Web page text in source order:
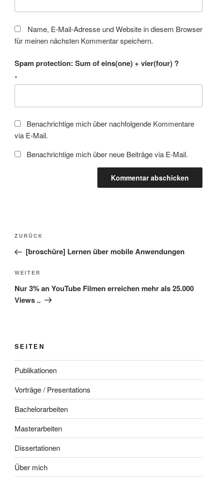
Name, E-Mail-Adresse und Website in diesem Browser
für meinen nächsten Kommentar speichern.
Spam protection: Sum of eins(one) + vier(four) ?
*
Benachrichtige mich über nachfolgende Kommentare
via E-Mail.
Benachrichtige mich über neue Beiträge via E-Mail.
Beitragsnavigation
Vorheriger
Beitrag
ZURÜCK
[broschüre] Lernen über mobile Anwendungen
Nächster
Beitrag
WEITER
Nur 3% an YouTube Filmen erreichen mehr als 25.000
Views ..
SEITEN
Publikationen
Vorträge / Presentations
Bachelorarbeiten
Masterarbeiten
Dissertationen
Über mich